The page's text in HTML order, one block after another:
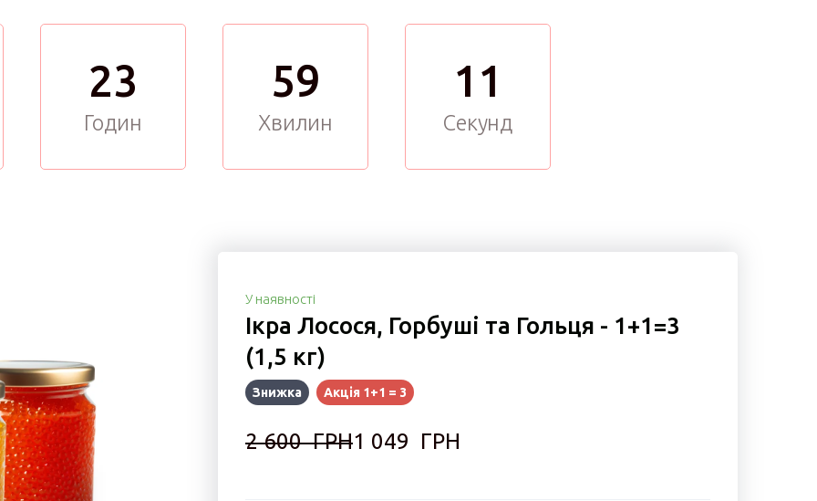
23
Годин
59
Хвилин
10
Секунд
У наявності
Ікра Лосося, Горбуші та Гольця - 1+1=3
(1,5 кг)
Знижка Акція 1+1 = 3
2 600  ГРН1 049  ГРН